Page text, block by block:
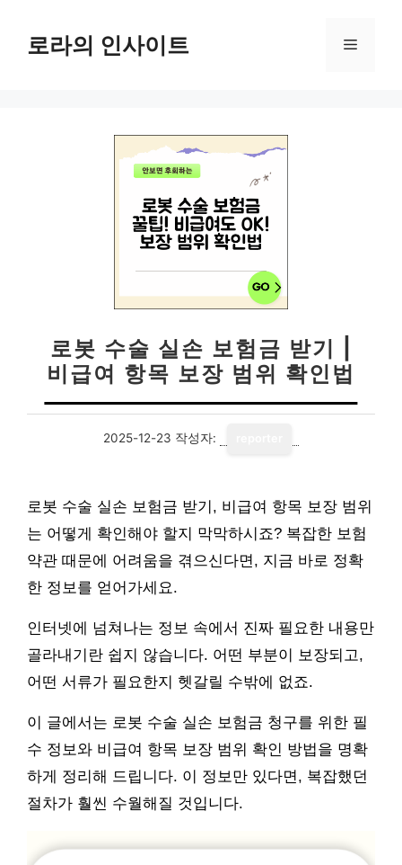
로라의 인사이트 메
로봇 수술 실손 보험금 받기 |
비급여 항목 보장 범위 확인법
2025-12-23 작성자:
로봇 수술 실손 보험금 받기, 비급여 항목 보장 범위
는 어떻게 확인해야 할지 막막하시죠? 복잡한 보험
약관 때문에 어려움을 겪으신다면, 지금 바로 정확
한 정보를 얻어가세요.
인터넷에 넘쳐나는 정보 속에서 진짜 필요한 내용만
골라내기란 쉽지 않습니다. 어떤 부분이 보장되고,
어떤 서류가 필요한지 헷갈릴 수밖에 없죠.
이 글에서는 로봇 수술 실손 보험금 청구를 위한 필
수 정보와 비급여 항목 보장 범위 확인 방법을 명확
하게 정리해 드립니다. 이 정보만 있다면, 복잡했던
절차가 훨씬 수월해질 것입니다.